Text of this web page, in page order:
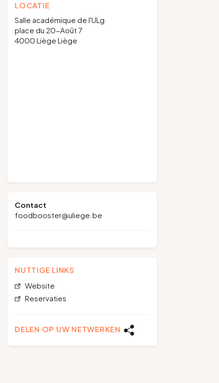
LOCATIE
Salle académique de l'ULg
place du 20-Août 7
4000 Liège Liège
Contact
foodbooster@uliege.be
NUTTIGE LINKS
Website
Reservaties
DELEN OP UW NETWERKEN